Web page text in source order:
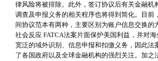
律风险将被排除。此外，签订协议后有关金融机
调查及申报义务的相关程序也将得到简化。目前
间协议范本有两种，主要区别为账户信息交换的
社会反应 FATCA法案片面保护美国利益，并对
宽泛的域外识别、信息申报和扣缴义务，因此法
了各国政府以及全球金融机构的强烈关注。加之